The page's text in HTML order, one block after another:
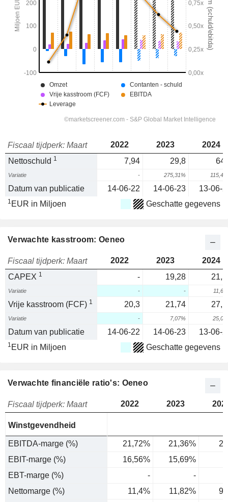
Fiscaal tijdperk: Maart 2022 2023
2024
Nettoschuld 1 7,94 29,8
Variatie - 275,31%
Datum van publicatie 14-06-22 14-06-23 13-06-
1 EUR in Miljoen Geschatte gegevens
Verwachte kasstroom: Oeneo
Fiscaal tijdperk: Maart 2022 2023
2024
CAPEX 1 - 19,28
Variatie - -
Vrije kasstroom (FCF) 1 20,3 21,74
Variatie - 7,07%
Datum van publicatie 14-06-22 14-06-23 13-06-
1 EUR in Miljoen Geschatte gegevens
Verwachte financiële ratio's: Oeneo
Fiscaal tijdperk: Maart 2022 2023
Winstgevendheid
EBITDA-marge (%) 21,72% 21,36%
EBIT-marge (%)
16,56% 15,69%
EBT-marge (%)
-
-
Nettomarge (%)
11,4% 11,82%